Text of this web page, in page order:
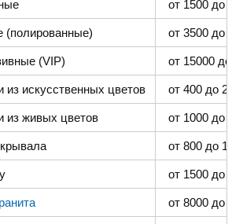
от 1500 до
(полированные) от 3500 до
(VIP) от 15000 до
из искусственных цветов от 400 до
из живых цветов от 1000 до
от 800 до
от 1500 до
от 8000 до 25